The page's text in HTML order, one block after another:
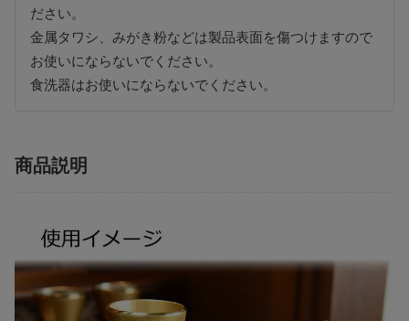
ださい。
金属タワシ、みがき粉などは製品表面を傷つけますので
お使いにならないでください。
食洗器はお使いにならないでください。
商品説明